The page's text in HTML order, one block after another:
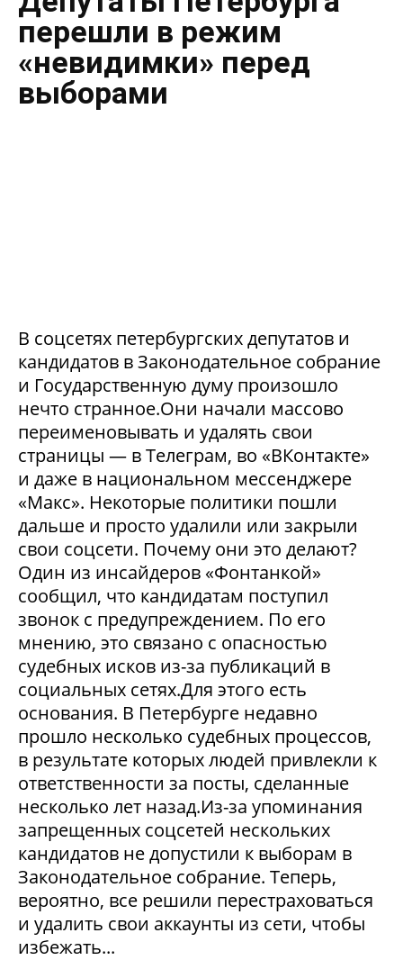
перешли в режим
«невидимки» перед
выборами
В соцсетях петербургских депутатов и
кандидатов в Законодательное собрание
и Государственную думу произошло
нечто странное.Они начали массово
переименовывать и удалять свои
страницы — в Телеграм, во «ВКонтакте»
и даже в национальном мессенджере
«Макс». Некоторые политики пошли
дальше и просто удалили или закрыли
свои соцсети. Почему они это делают?
Один из инсайдеров «Фонтанкой»
сообщил, что кандидатам поступил
звонок с предупреждением. По его
мнению, это связано с опасностью
судебных исков из-за публикаций в
социальных сетях.Для этого есть
основания. В Петербурге недавно
прошло несколько судебных процессов,
в результате которых людей привлекли к
ответственности за посты, сделанные
несколько лет назад.Из-за упоминания
запрещенных соцсетей нескольких
кандидатов не допустили к выборам в
Законодательное собрание. Теперь,
вероятно, все решили перестраховаться
и удалить свои аккаунты из сети, чтобы
избежать...